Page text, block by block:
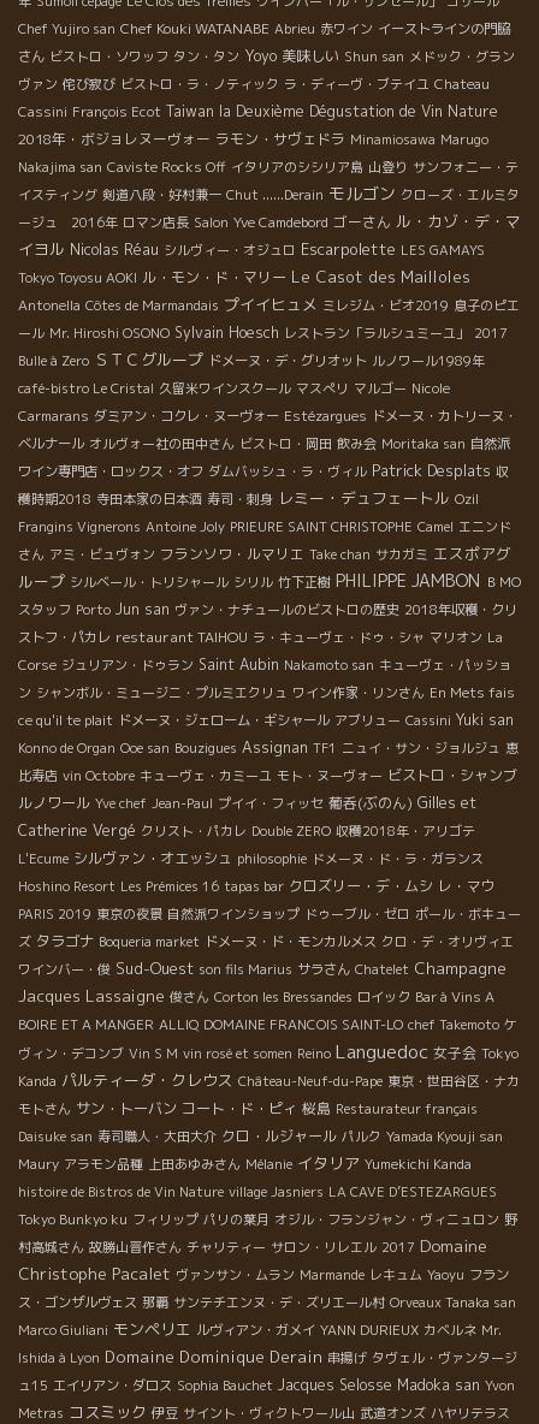
Chef Yujiro san Chef Kouki WATANABE Abrieu 赤ワイン イーストラインの門脇
さん ビストロ・ソワッフ タン・タン Yoyo 美味しい Shun san メドック・グラン
ヴァン 侘び寂び ビストロ・ラ・ノティック ラ・ディーヴ・ブテイユ Chateau
Cassini François Ecot Taiwan la Deuxième Dégustation de Vin Nature
2018年・ボジョレヌーヴォー ラモン・サヴェドラ Minamiosawa Marugo
Nakajima san Caviste Rocks Off イタリアのシシリア島 山登り サンフォニー・テ
イスティング 剣道八段・好村兼一 Chut ......Derain モルゴン クローズ・エルミタ
ージュ 2016年 ロマン店長 Salon Yve Camdebord ゴーさん ル・カゾ・デ・マ
イヨル Nicolas Réau シルヴィー・オジュロ Escarpolette LES GAMAYS
Tokyo Toyosu AOKI ル・モン・ド・マリー Le Casot des Mailloles
Antonella Côtes de Marmandais プイイヒュメ ミレジム・ビオ2019 息子のピエ
ール Mr. Hiroshi OSONO Sylvain Hoesch レストラン「ラルシュミーユ」
2017
Bulle à Zero ＳＴＣグループ ドメーヌ・デ・グリオット ルノワール1989年
café-bistro Le Cristal 久留米ワインスクール マスぺリ マルゴー Nicole
Carmarans ダミアン・コクレ・ヌーヴォー Estézargues ドメーヌ・カトリーヌ・
ベルナール オルヴォー社の田中さん ビストロ・岡田 飲み会 Moritaka san 自然派
ワイン専門店・ロックス・オフ ダムバッシュ・ラ・ヴィル Patrick Desplats 収
穫時期2018 寺田本家の日本酒 寿司・刺身 レミー・デュフェートル Ozil
Frangins Vignerons Antoine Joly PRIEURE SAINT CHRISTOPHE Camel エニンド
さん アミ・ビュヴォン フランソワ・ルマリエ Take chan サカガミ エスポアグ
ループ シルベール・トリシャール シリル 竹下正樹 PHILIPPE JAMBON ＢＭО
スタッフ Porto Jun san ヴァン・ナチュールのビストロの歴史 2018年収穫・クリ
ストフ・パカレ restaurant TAIHOU ラ・キューヴェ・ドゥ・シャ マリオン La
Corse ジュリアン・ドゥラン Saint Aubin Nakamoto san キューヴェ・パッショ
ン シャンボル・ミュージニ・プルミエクリュ ワイン作家・リンさん En Mets fais
ce qu'il te plait ドメーヌ・ジェローム・ギシャール アブリュー Cassini Yuki san
Konno de Organ Ooe san Bouzigues Assignan TF1 ニュイ・サン・ジョルジュ 恵
比寿店 vin Octobre キューヴェ・カミーユ モト・ヌーヴォー ビストロ・シャンブ
ルノワール Yve chef Jean-Paul プイイ・フィッセ 葡呑(ぶのん) Gilles et
Catherine Vergé クリスト・パカレ Double ZERO 収穫2018年・アリゴテ
L'Ecume シルヴァン・オエッシュ philosophie ドメーヌ・ド・ラ・ガランス
Hoshino Resort Les Prémices 16 tapas bar クロズリー・デ・ムシ レ・マウ
PARIS 2019 東京の夜景 自然派ワインショップ ドゥーブル・ゼロ ポール・ボキュー
ズ タラゴナ Boqueria market ドメーヌ・ド・モンカルメス クロ・デ・オリヴィエ
ワインバー・俊 Sud-Ouest son fils Marius サラさん Chatelet Champagne
Jacques Lassaigne 俊さん Corton les Bressandes ロイック Bar à Vins A
BOIRE ET A MANGER ALLIQ DOMAINE FRANCOIS SAINT-LO chef Takemoto ケ
ヴィン・デコンブ Vin S M vin rosé et somen Reino Languedoc 女子会 Tokyo
Kanda パルティーダ・クレウス Château-Neuf-du-Pape 東京・世田谷区・ナカ
モトさん サン・トーバン コート・ド・ピィ 桜島 Restaurateur français
Daisuke san 寿司職人・大田大介 クロ・ルジャール パルク Yamada Kyouji san
Maury アラモン品種 上田あゆみさん Mélanie イタリア Yumekichi Kanda
histoire de Bistros de Vin Nature village Jasniers LA CAVE D’ESTEZARGUES
Tokyo Bunkyo ku フィリップ パリの葉月 オジル・フランジャン・ヴィニュロン 野
村高城さん 故勝山晋作さん チャリティー サロン・リレエル 2017 Domaine
Christophe Pacalet ヴァンサン・ムラン Marmande レキュム Yaoyu フラン
ス・ゴンザルヴェス 那覇 サンテチエンヌ・デ・ズリエール村 Orveaux Tanaka san
Marco Giuliani モンペリエ ルヴィアン・ガメイ YANN DURIEUX カベルネ Mr.
Ishida à Lyon Domaine Dominique Derain 串揚げ タヴェル・ヴァンタージ
ュ15 エイリアン・ダロス Sophia Bauchet Jacques Selosse Madoka san Yvon
Metras コスミック 伊豆 サイント・ヴィクトワール山 武道オンズ ハヤリテラス